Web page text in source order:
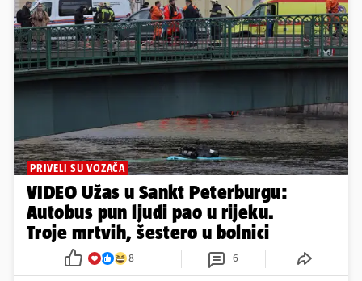
PRIVELI SU VOZAČA
VIDEO Užas u Sankt Peterburgu:
Autobus pun ljudi pao u rijeku.
Troje mrtvih, šestero u bolnici
8 6